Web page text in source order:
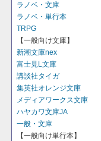
ラノベ・文庫
ラノベ・単行本
TRPG
【一般向け文庫】
新潮文庫nex
富士見L文庫
講談社タイガ
集英社オレンジ文庫
メディアワークス文庫
ハヤカワ文庫JA
一般・文庫
【一般向け単行本】